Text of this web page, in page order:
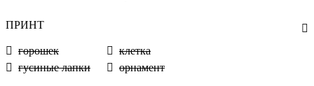
ПРИНТ
горошек
гусиные лапки
клетка
орнамент